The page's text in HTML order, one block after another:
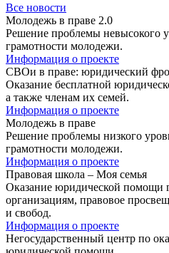
Все новости
Молодежь в праве 2.0
Решение проблемы невысокого
грамотности молодежи.
Информация о проекте
СВОи в праве: юридический
Оказание бесплатной
а также членам их семей.
Информация о проекте
Молодежь в праве
Решение проблемы низкого
грамотности молодежи.
Информация о проекте
Правовая школа – Моя семья
Оказание юридической помощи
организациям, правовое
и свобод.
Информация о проекте
Негосударственный центр по